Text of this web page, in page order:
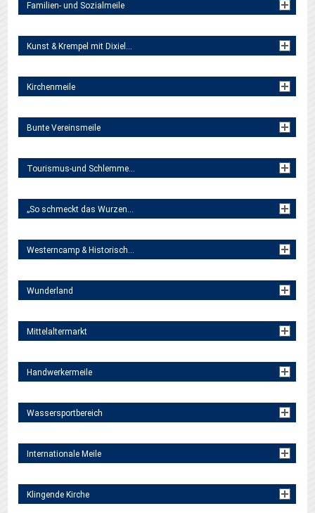
Familien- und Sozialmeile
Kunst & Krempel mit Dixieländchen und Ringelnatz
Kirchenmeile
Bunte Vereinsmeile
Tourismus-und Schlemmermeile
„So schmeckt das Wurzener Land“
Westerncamp & Historisches Biwak
Wunderland
Mittelaltermarkt
Handwerkermeile
Wassersportbereich
Internationale Meile
Klingende Kirche